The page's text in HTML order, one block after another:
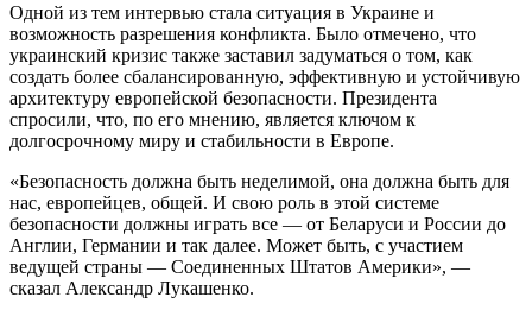
Одной из тем интервью стала ситуация в Украине и
возможность разрешения конфликта. Было отмечено, что
украинский кризис также заставил задуматься о том, как
создать более сбалансированную, эффективную и устойчивую
архитектуру европейской безопасности. Президента
спросили, что, по его мнению, является ключом к
долгосрочному миру и стабильности в Европе.
«Безопасность должна быть неделимой, она должна быть для
нас, европейцев, общей. И свою роль в этой системе
безопасности должны играть все — от Беларуси и России до
Англии, Германии и так далее. Может быть, с участием
ведущей страны — Соединенных Штатов Америки», —
сказал Александр Лукашенко.